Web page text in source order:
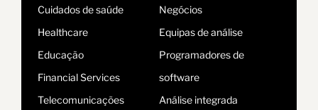
Cuidados de saúde
Healthcare
Educação
Financial Services
Telecomunicações
Negócios
Equipas de análise
Programadores de
software
Análise integrada